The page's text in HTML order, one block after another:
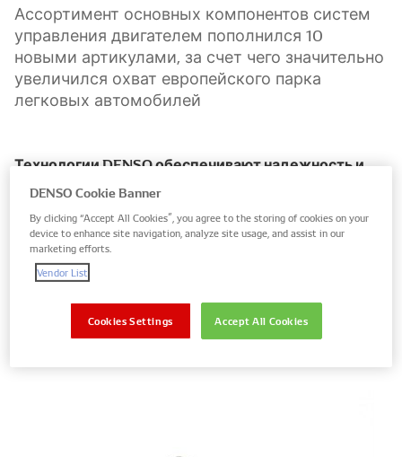
Ассортимент основных компонентов систем
управления двигателем пополнился 10
новыми артикулами, за счет чего значительно
увеличился охват европейского парка
легковых автомобилей
Технологии DENSO обеспечивают надежность и
улучшение топливной экономичности
Компания DENSO объявила о расширении
собственного ассортимента продукции десятью
новыми датчиками положения распределительного
оригинальных технологий DENSO стало доступным
для 5,5 миллионов автомобилей Toyota и Lexus,
DENSO Cookie Banner
By clicking “Accept All Cookies”, you agree to the storing of cookies on your
device to enhance site navigation, analyze site usage, and assist in our
marketing efforts.
Vendor List
Accept All Cookies
Cookies Settings